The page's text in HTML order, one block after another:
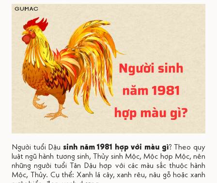
Người tuổi Dậu sinh năm 1981 hợp với màu gì? Theo quy
luật ngũ hành tương sinh, Thủy sinh Mộc, Mộc hợp Mộc, nên
những người tuổi Tân Dậu hợp với các màu sắc thuộc hành
Mộc, Thủy. Cụ thể: Xanh lá cây, xanh rêu, nâu gỗ hoặc xanh